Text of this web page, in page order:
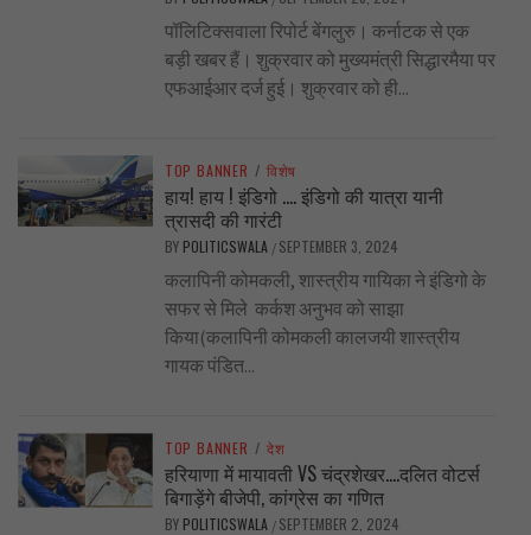
पॉलिटिक्सवाला रिपोर्ट बेंगलुरु। कर्नाटक से एक
बड़ी खबर हैं। शुक्रवार को मुख्यमंत्री सिद्धारमैया पर
एफआईआर दर्ज हुई। शुक्रवार को ही...
TOP BANNER / विशेष
हाय! हाय ! इंडिगो …. इंडिगो की यात्रा यानी
त्रासदी की गारंटी
BY POLITICSWALA / SEPTEMBER 3, 2024
कलापिनी कोमकली, शास्त्रीय गायिका ने इंडिगो के
सफर से मिले कर्कश अनुभव को साझा
किया(कलापिनी कोमकली कालजयी शास्त्रीय
गायक पंडित...
TOP BANNER / देश
हरियाणा में मायावती VS चंद्रशेखर….दलित वोटर्स
बिगाड़ेंगे बीजेपी, कांग्रेस का गणित
BY POLITICSWALA / SEPTEMBER 2, 2024